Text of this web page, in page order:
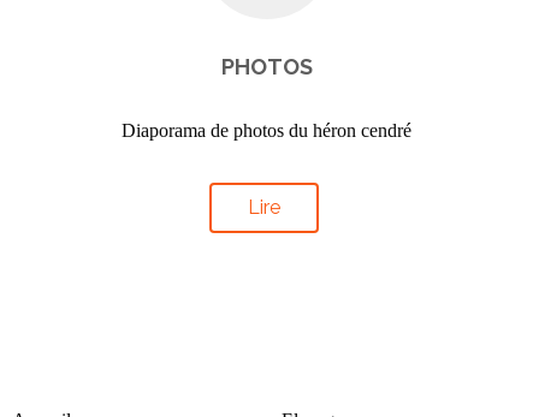
PHOTOS
Diaporama de photos du héron cendré
Lire